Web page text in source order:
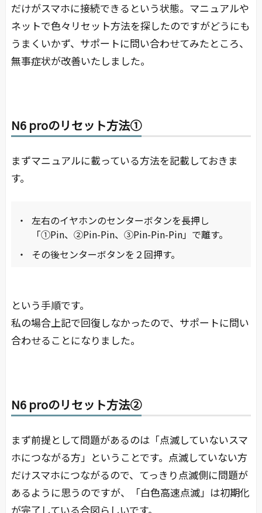
だけがスマホに接続できるという状態。マニュアルや
ネットで色々リセット方法を探したのですがどうにも
うまくいかず、サポートに問い合わせてみたところ、
無事症状が改善いたしました。
N6 proのリセット方法①
まずマニュアルに載っている方法を記載しておきま
す。
左右のイヤホンのセンターボタンを長押し
「①Pin、②Pin-Pin、③Pin-Pin-Pin」で離す。
その後センターボタンを２回押す。
という手順です。
私の場合上記で回復しなかったので、サポートに問い
合わせることになりました。
N6 proのリセット方法②
まず前提として問題があるのは「点滅していないスマ
ホにつながる方」ということです。点滅していない方
だけスマホにつながるので、てっきり点滅側に問題が
あるように思うのですが、「白色高速点滅」は初期化
が完了している合図らしいです。